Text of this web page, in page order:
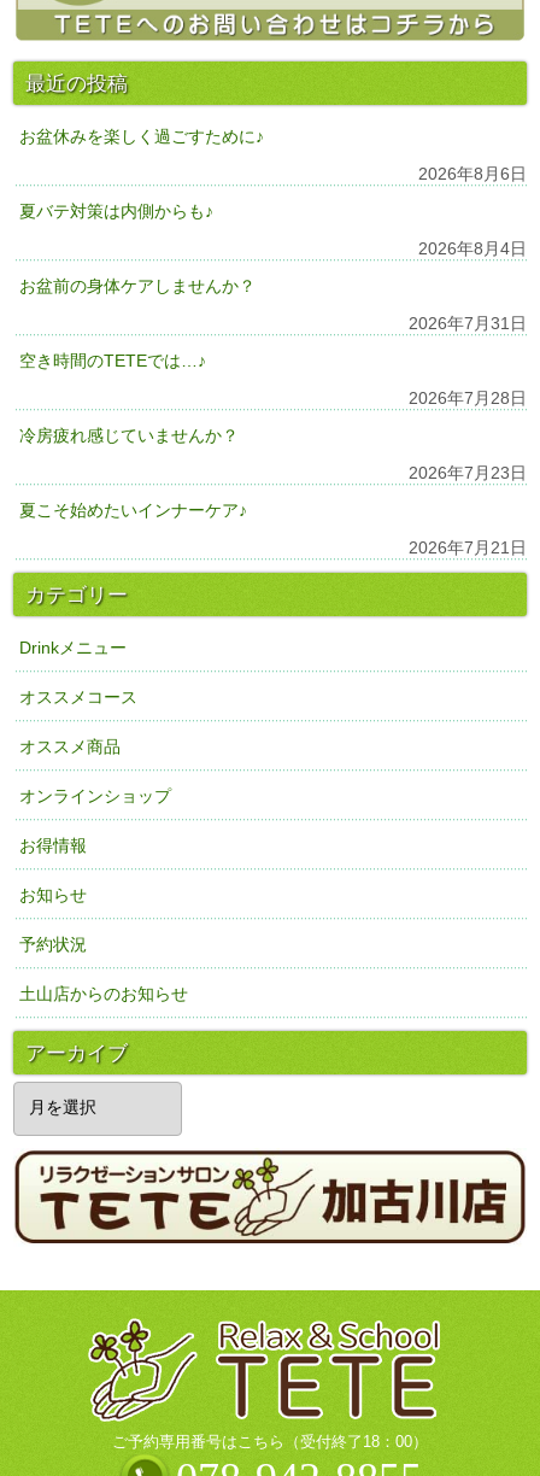
最近の投稿
お盆休みを楽しく過ごすために♪
2026年8月6日
夏バテ対策は内側からも♪
2026年8月4日
お盆前の身体ケアしませんか？
2026年7月31日
空き時間のTETEでは…♪
2026年7月28日
冷房疲れ感じていませんか？
2026年7月23日
夏こそ始めたいインナーケア♪
2026年7月21日
カテゴリー
Drinkメニュー
オススメコース
オススメ商品
オンラインショップ
お得情報
お知らせ
予約状況
土山店からのお知らせ
アーカイブ
イ
ご予約専用番号はこちら（受付終了18：00）